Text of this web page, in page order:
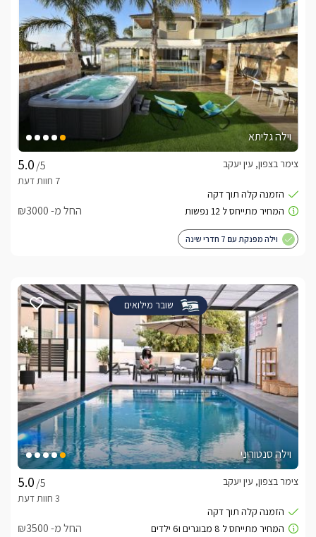
וילה גליתא
/5
צימר בצפון, עין יעקב
החל מ- ₪3000
וילה מפנקת עם 7 חדרי שינה
שובר מילואים
וילה סנטוריני
/5
צימר בצפון, עין יעקב
החל מ- ₪3500